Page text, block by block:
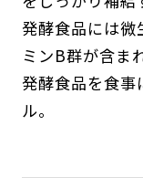
発酵食品には微
ミンB群が含ま
発酵食品を食事
ル。